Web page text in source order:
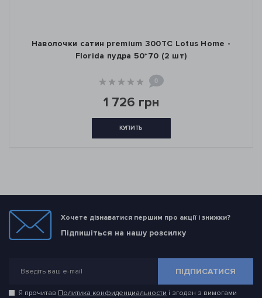
Наволочки сатин premium 300ТС Lotus Home -
Florida пудра 50*70 (2 шт)
0
1 726 грн
КУПИТЬ
Хочете дізнаватися першим про акції і знижки?
Підпишіться на нашу розсилку
ПІДПИСАТИСЯ
Я прочитав Политика конфиденциальности і згоден з вимогами